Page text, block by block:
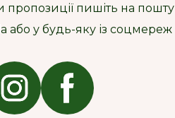
пропозиції пишіть на пошту
або у будь-яку із соцмереж